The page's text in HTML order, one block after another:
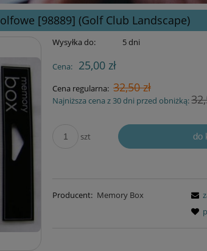
[98889] (Golf Club Landscape)
Wysyłka do: 5 dni
Cena: 25,00 zł
Cena regularna: 32,50 zł
Najniższa cena z 30 dni przed obniżką:
szt do
Producent: Memory Box